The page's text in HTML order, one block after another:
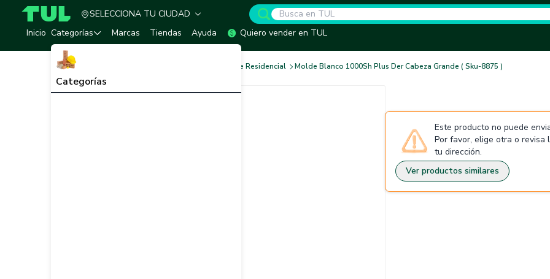
TUL - Tu Marketplace de Construcción
SELECCIONA TU CIUDAD
Inicio Categorías
Categorías
Marcas Tiendas Ayuda Quiero vender en TUL
Llave Residencial Molde Blanco 1000Sh Plus Der Cabeza Grande ( Sku-8875 )
Este producto no puede
Por favor, elige otra o revisa
tu dirección.
Ver productos similares